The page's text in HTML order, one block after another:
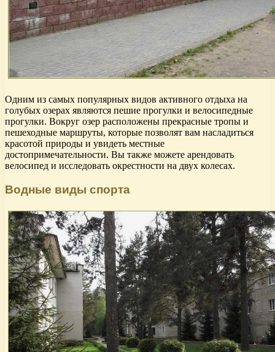
Одним из самых популярных видов активного отдыха на
голубых озерах являются пешие прогулки и велосипедные
прогулки. Вокруг озер расположены прекрасные тропы и
пешеходные маршруты, которые позволят вам насладиться
красотой природы и увидеть местные
достопримечательности. Вы также можете арендовать
велосипед и исследовать окрестности на двух колесах.
Водные виды спорта